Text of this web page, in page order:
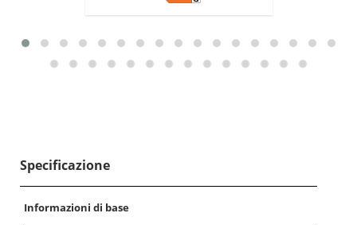
Specificazione
Informazioni di base